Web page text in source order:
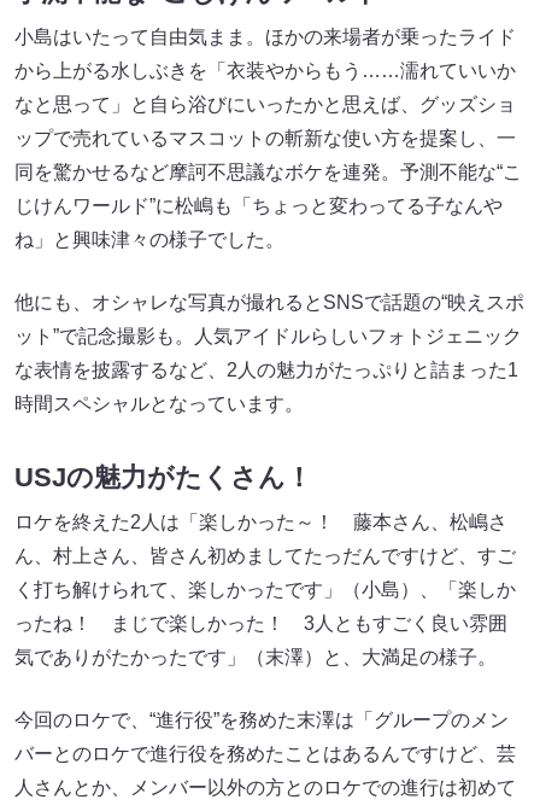
小島はいたって自由気まま。ほかの来場者が乗ったライド
から上がる水しぶきを「衣装やからもう……濡れていいか
なと思って」と自ら浴びにいったかと思えば、グッズショ
ップで売れているマスコットの斬新な使い方を提案し、一
同を驚かせるなど摩訶不思議なボケを連発。予測不能な“こ
じけんワールド”に松嶋も「ちょっと変わってる子なんや
ね」と興味津々の様子でした。
他にも、オシャレな写真が撮れるとSNSで話題の“映えスポ
ット”で記念撮影も。人気アイドルらしいフォトジェニック
な表情を披露するなど、2人の魅力がたっぷりと詰まった1
時間スペシャルとなっています。
USJの魅力がたくさん！
ロケを終えた2人は「楽しかった～！ 藤本さん、松嶋さ
ん、村上さん、皆さん初めましてたっだんですけど、すご
く打ち解けられて、楽しかったです」（小島）、「楽しか
ったね！ まじで楽しかった！ 3人ともすごく良い雰囲
気でありがたかったです」（末澤）と、大満足の様子。
今回のロケで、“進行役”を務めた末澤は「グループのメン
バーとのロケで進行役を務めたことはあるんですけど、芸
人さんとか、メンバー以外の方とのロケでの進行は初めて